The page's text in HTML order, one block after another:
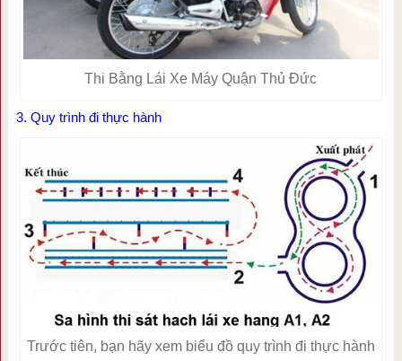
Thi Bằng Lái Xe Máy Quận Thủ Đức
3. Quy trình đi thực hành
Trước tiên, bạn hãy xem biểu đồ quy trình đi thực hành